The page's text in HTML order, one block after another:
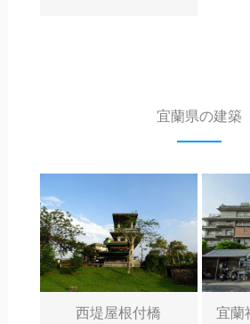
宜蘭県の建築
西堤屋根付橋
宜蘭